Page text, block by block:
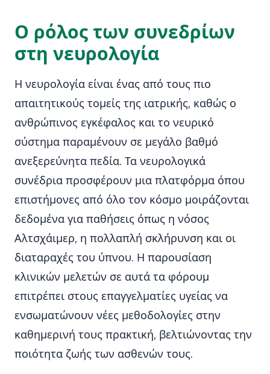
Ο ρόλος των συνεδρίων
στη νευρολογία
Η νευρολογία είναι ένας από τους πιο
απαιτητικούς τομείς της ιατρικής, καθώς ο
ανθρώπινος εγκέφαλος και το νευρικό
σύστημα παραμένουν σε μεγάλο βαθμό
ανεξερεύνητα πεδία. Τα νευρολογικά
συνέδρια προσφέρουν μια πλατφόρμα όπου
επιστήμονες από όλο τον κόσμο μοιράζονται
δεδομένα για παθήσεις όπως η νόσος
Αλτσχάιμερ, η πολλαπλή σκλήρυνση και οι
διαταραχές του ύπνου. Η παρουσίαση
κλινικών μελετών σε αυτά τα φόρουμ
επιτρέπει στους επαγγελματίες υγείας να
ενσωματώνουν νέες μεθοδολογίες στην
καθημερινή τους πρακτική, βελτιώνοντας την
ποιότητα ζωής των ασθενών τους.